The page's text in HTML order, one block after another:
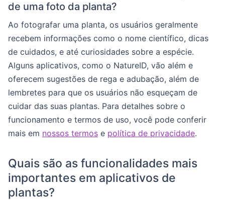
de uma foto da planta?
Ao fotografar uma planta, os usuários geralmente
recebem informações como o nome científico, dicas
de cuidados, e até curiosidades sobre a espécie.
Alguns aplicativos, como o NatureID, vão além e
oferecem sugestões de rega e adubação, além de
lembretes para que os usuários não esqueçam de
cuidar das suas plantas. Para detalhes sobre o
funcionamento e termos de uso, você pode conferir
mais em nossos termos e política de privacidade.
Quais são as funcionalidades mais
importantes em aplicativos de
plantas?